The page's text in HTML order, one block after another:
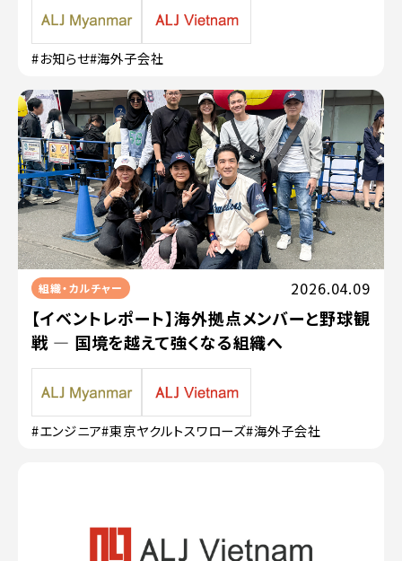
#お知らせ#海外子会社
組織・カルチャー 2026.04.09
【イベントレポート】海外拠点メンバーと野球観
戦 — 国境を越えて強くなる組織へ
#エンジニア#東京ヤクルトスワローズ#海外子会社